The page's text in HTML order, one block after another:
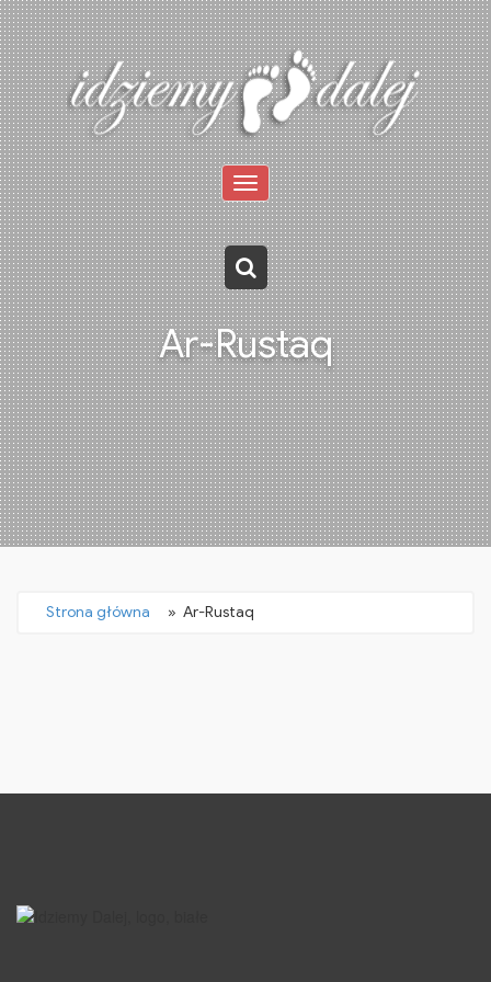
Toggle
navigation
Ar-Rustaq
Strona główna » Ar-Rustaq